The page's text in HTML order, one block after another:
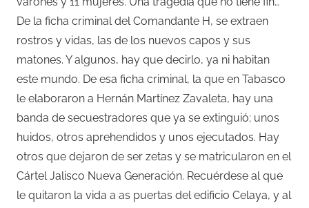
De la ficha criminal del Comandante H, se extraen
rostros y vidas, las de los nuevos capos y sus
matones. Y algunos, hay que decirlo, ya ni habitan
este mundo. De esa ficha criminal, la que en Tabasco
le elaboraron a Hernán Martínez Zavaleta, hay una
banda de secuestradores que ya se extinguió; unos
huidos, otros aprehendidos y unos ejecutados. Hay
otros que dejaron de ser zetas y se matricularon en el
Cártel Jalisco Nueva Generación. Recuérdese al que
le quitaron la vida a as puertas del edificio Celaya, y al